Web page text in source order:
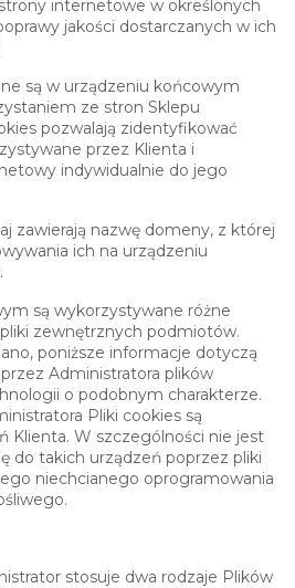
internetowe w określonych
jakości dostarczanych w ich
są w urządzeniu końcowym
ze stron Sklepu
pozwalają zidentyfikować
przez Klienta i
indywidualnie do jego
zawierają nazwę domeny, z której
ich na urządzeniu
są wykorzystywane różne
zewnętrznych podmiotów.
poniższe informacje dotyczą
Administratora plików
o podobnym charakterze.
Pliki cookies są
Klienta. W szczególności nie jest
do takich urządzeń poprzez pliki
niechcianego oprogramowania
stosuje dwa rodzaje Plików